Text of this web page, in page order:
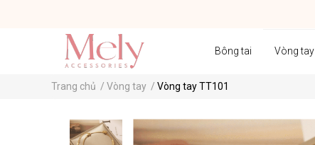
Bông tai Vòng tay
Trang chủ / Vòng tay / Vòng tay TT101